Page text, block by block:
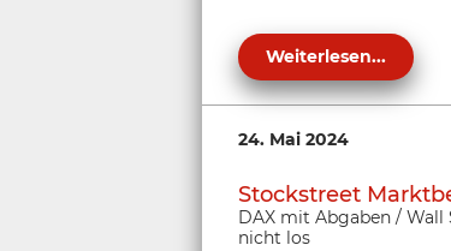
Weiterlesen...
24. Mai 2024
Stockstreet
DAX mit Abgaben /
nicht los